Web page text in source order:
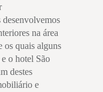
na área
os quais alguns
o hotel São
destes
e